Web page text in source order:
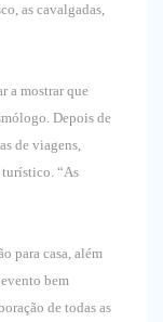
as cavalgadas,
a mostrar que
Depois de
de viagens,
“As
para casa, além
bem
de todas as